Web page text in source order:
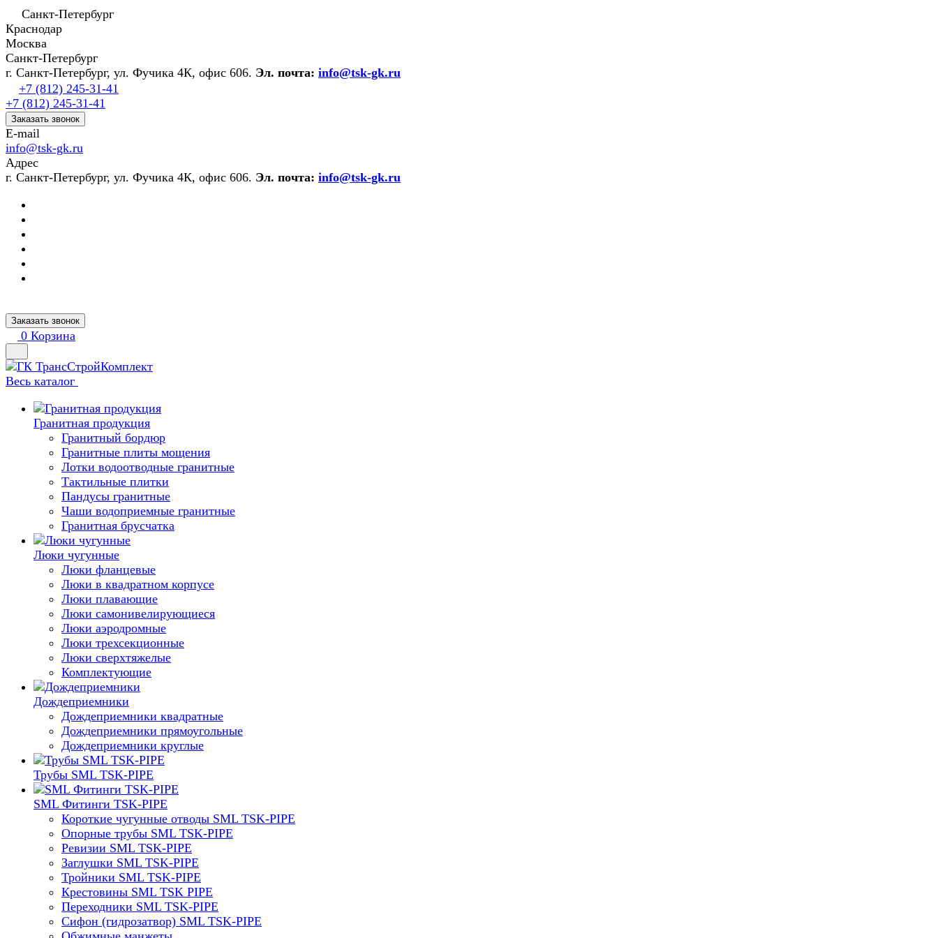
Санкт-Петербург
Краснодар
Москва
Санкт-Петербург
г. Санкт-Петербург, ул. Фучика 4К, офис 606. Эл. почта: info@tsk-gk.ru
+7 (812) 245-31-41
+7 (812) 245-31-41
Заказать звонок
E-mail
info@tsk-gk.ru
Адрес
г. Санкт-Петербург, ул. Фучика 4К, офис 606. Эл. почта: info@tsk-gk.ru
Заказать звонок
0 Корзина
Весь каталог
Гранитная продукция
Гранитный бордюр
Гранитные плиты мощения
Лотки водоотводные гранитные
Тактильные плитки
Пандусы гранитные
Чаши водоприемные гранитные
Гранитная брусчатка
Люки чугунные
Люки фланцевые
Люки в квадратном корпусе
Люки плавающие
Люки самонивелирующиеся
Люки аэродромные
Люки трехсекционные
Люки сверхтяжелые
Комплектующие
Дождеприемники
Дождеприемники квадратные
Дождеприемники прямоугольные
Дождеприемники круглые
Трубы SML TSK-PIPE
SML Фитинги TSK-PIPE
Короткие чугунные отводы SML TSK-PIPE
Опорные трубы SML TSK-PIPE
Ревизии SML TSK-PIPE
Заглушки SML TSK-PIPE
Тройники SML TSK-PIPE
Крестовины SML TSK PIPE
Переходники SML TSK-PIPE
Сифон (гидрозатвор) SML TSK-PIPE